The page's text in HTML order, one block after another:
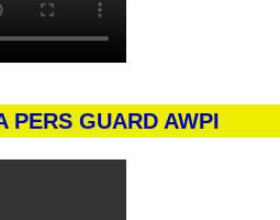
PERS GUARD AWPI